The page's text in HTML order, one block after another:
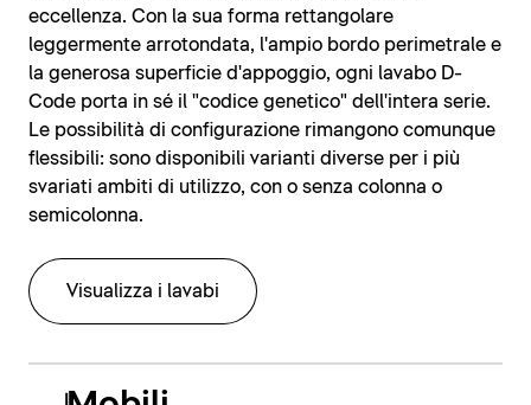
eccellenza. Con la sua forma rettangolare
leggermente arrotondata, l'ampio bordo perimetrale e
la generosa superficie d'appoggio, ogni lavabo D-
Code porta in sé il "codice genetico" dell'intera serie.
Le possibilità di configurazione rimangono comunque
flessibili: sono disponibili varianti diverse per i più
svariati ambiti di utilizzo, con o senza colonna o
semicolonna.
Visualizza i lavabi